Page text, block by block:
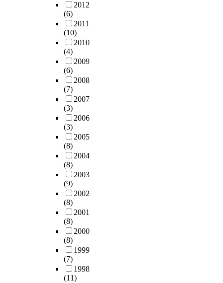
2012
(6)
2011
(10)
2010
(4)
2009
(6)
2008
(7)
2007
(3)
2006
(3)
2005
(8)
2004
(8)
2003
(9)
2002
(8)
2001
(8)
2000
(8)
1999
(7)
1998
(11)